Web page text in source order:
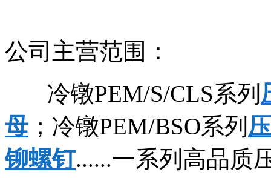
公司主营范围：
冷镦PEM/S/CLS系列
母 ；冷镦PEM/BSO系列
铆螺钉......一系列高品质